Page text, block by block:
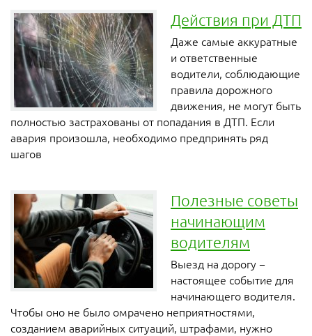
Действия при ДТП
Даже самые аккуратные
и ответственные
водители, соблюдающие
правила дорожного
движения, не могут быть
полностью застрахованы от попадания в ДТП. Если
авария произошла, необходимо предпринять ряд
шагов
Полезные советы
начинающим
водителям
Выезд на дорогу −
настоящее событие для
начинающего водителя.
Чтобы оно не было омрачено неприятностями,
созданием аварийных ситуаций, штрафами, нужно